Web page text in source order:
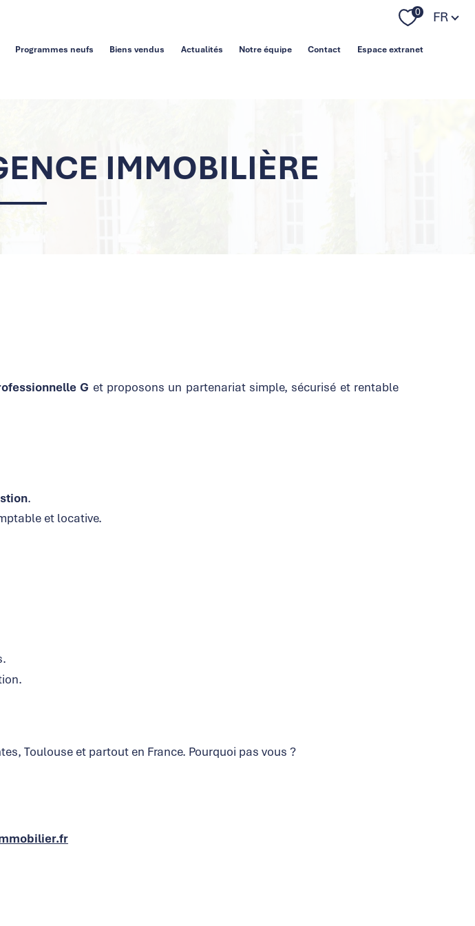
0 Langue
FR
Programmes neufs Biens vendus Actualités Notre équipe Contact Espace extranet
IMMOBILIÈRE
G et proposons un partenariat simple, sécurisé et rentable
.
et locative.
Toulouse et partout en France. Pourquoi pas vous ?